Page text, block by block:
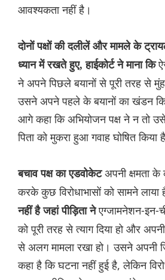
आवश्यकता नहीं है।
दोनों पक्षों की दलीलें और मामले के
ध्यान में रखते हुए, हाईकोर्ट ने माना कि
ने अपने पिछले बयानों से पूरी तरह से मुंह
उसने अपने पहले के बयानों का खंडन
आगे कहा कि अभियोजन पक्ष ने न तो
पिता को मुकरा हुआ गवाह घोषित किया
बचाव पक्ष का एडवोकेटअपनी क्षमता के
करके कुछ विरोधाभासों को सामने
नहीं है जहां पीड़िता नेएग्जामनेशन-इन-
को पूरी तरह से त्याग दिया हो और
से अलग मामला रखा हो। उसने अपनी
कहा है कि घटना नहीं हुई है, लेकिन